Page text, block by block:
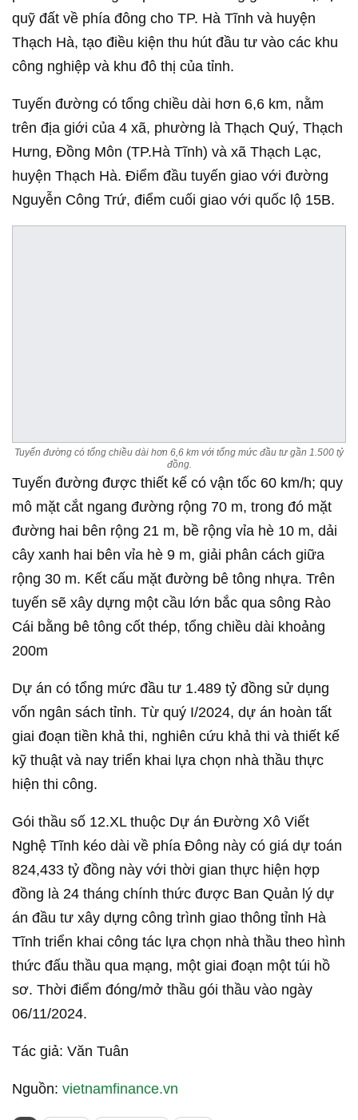
quỹ đất về phía đông cho TP. Hà Tĩnh và huyện
Thạch Hà, tạo điều kiện thu hút đầu tư vào các khu
công nghiệp và khu đô thị của tỉnh.
Tuyến đường có tổng chiều dài hơn 6,6 km, nằm
trên địa giới của 4 xã, phường là Thạch Quý, Thạch
Hưng, Đồng Môn (TP.Hà Tĩnh) và xã Thạch Lạc,
huyện Thạch Hà. Điểm đầu tuyến giao với đường
Nguyễn Công Trứ, điểm cuối giao với quốc lộ 15B.
Tuyến đường có tổng chiều dài hơn 6,6 km với tổng mức đầu tư gần 1.500 tỷ
đồng.
Tuyến đường được thiết kế có vận tốc 60 km/h; quy
mô mặt cắt ngang đường rộng 70 m, trong đó mặt
đường hai bên rộng 21 m, bề rộng vỉa hè 10 m, dải
cây xanh hai bên vỉa hè 9 m, giải phân cách giữa
rộng 30 m. Kết cấu mặt đường bê tông nhựa. Trên
tuyến sẽ xây dựng một cầu lớn bắc qua sông Rào
Cái bằng bê tông cốt thép, tổng chiều dài khoảng
200m
Dự án có tổng mức đầu tư 1.489 tỷ đồng sử dụng
vốn ngân sách tỉnh. Từ quý I/2024, dự án hoàn tất
giai đoạn tiền khả thi, nghiên cứu khả thi và thiết kế
kỹ thuật và nay triển khai lựa chọn nhà thầu thực
hiện thi công.
Gói thầu số 12.XL thuộc Dự án Đường Xô Viết
Nghệ Tĩnh kéo dài về phía Đông này có giá dự toán
824,433 tỷ đồng này với thời gian thực hiện hợp
đồng là 24 tháng chính thức được Ban Quản lý dự
án đầu tư xây dựng công trình giao thông tỉnh Hà
Tĩnh triển khai công tác lựa chọn nhà thầu theo hình
thức đấu thầu qua mạng, một giai đoạn một túi hồ
sơ. Thời điểm đóng/mở thầu gói thầu vào ngày
06/11/2024.
Tác giả: Văn Tuân
Nguồn: vietnamfinance.vn